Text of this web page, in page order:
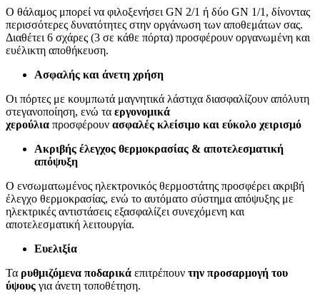
Ο θάλαμος μπορεί να φιλοξενήσει GN 2/1 ή δύο GN 1/1, δίνοντας
περισσότερες δυνατότητες στην οργάνωση των αποθεμάτων σας.
Διαθέτει 6 σχάρες (3 σε κάθε πόρτα) προσφέρουν οργανωμένη και
ευέλικτη αποθήκευση.
Ασφαλής και άνετη χρήση
Οι πόρτες με κουμπωτά μαγνητικά λάστιχα διασφαλίζουν απόλυτη
στεγανοποίηση, ενώ τα εργονομικά
χερούλια προσφέρουν ασφαλές κλείσιμο και εύκολο χειρισμό
Ακριβής έλεγχος θερμοκρασίας & αποτελεσματική
απόψυξη
Ο ενσωματωμένος ηλεκτρονικός θερμοστάτης προσφέρει ακριβή
έλεγχο θερμοκρασίας, ενώ το αυτόματο σύστημα απόψυξης με
ηλεκτρικές αντιστάσεις εξασφαλίζει συνεχόμενη και
αποτελεσματική λειτουργία.
Ευελιξία
Τα ρυθμιζόμενα ποδαρικά επιτρέπουν την προσαρμογή του
ύψους για άνετη τοποθέτηση.